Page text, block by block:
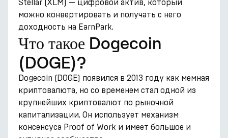
Stellar (XLM) — цифровой актив, который
можно конвертировать и получать с него
доходность на EarnPark.
Что такое Dogecoin
(DOGE)?
Dogecoin (DOGE) появился в 2013 году как мемная
криптовалюта, но со временем стал одной из
крупнейших криптовалют по рыночной
капитализации. Он использует механизм
консенсуса Proof of Work и имеет большое и